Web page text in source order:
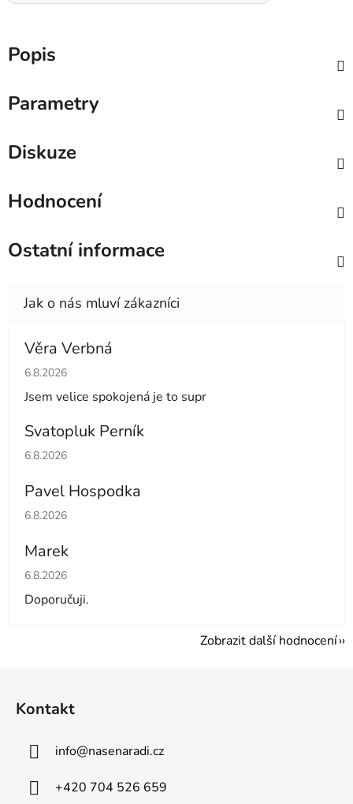
Popis
Parametry
Diskuze
Hodnocení
Ostatní informace
Věra Verbná
Hodnocení obchodu je 5 z 5 hvězdiček.
6.8.2026
Jsem velice spokojená je to supr
Svatopluk Perník
Hodnocení obchodu je 5 z 5 hvězdiček.
6.8.2026
Pavel Hospodka
Hodnocení obchodu je 5 z 5 hvězdiček.
6.8.2026
Marek
Hodnocení obchodu je 4 z 5 hvězdiček.
6.8.2026
Doporučuji.
Zobrazit další hodnocení
Kontakt
info@nasenaradi.cz
+420 704 526 659